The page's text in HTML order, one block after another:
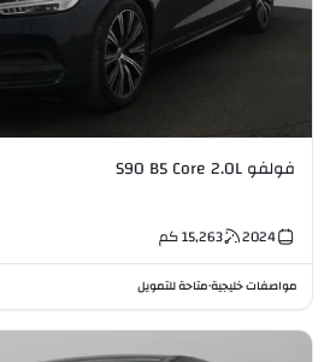
فولفو S90 B5 Core 2.0L
2024
15,263كم
مواصفات خليجية•متاحة للتمويل